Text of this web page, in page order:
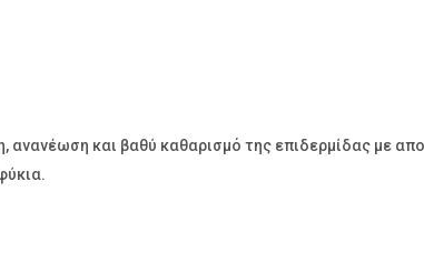
και βαθύ καθαρισμό της επιδερμίδας με